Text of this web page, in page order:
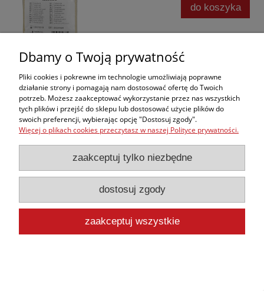
do koszyka
Ciśnieniomierz automatyczny GESS ELITE
119,00 zł
Cena netto:110,19 zł
Dbamy o Twoją prywatność
Pliki cookies i pokrewne im technologie umożliwiają poprawne
działanie strony i pomagają nam dostosować ofertę do Twoich
potrzeb. Możesz zaakceptować wykorzystanie przez nas wszystkich
tych plików i przejść do sklepu lub dostosować użycie plików do
swoich preferencji, wybierając opcję "Dostosuj zgody".
Więcej o plikach cookies przeczytasz w naszej Polityce prywatności.
zaakceptuj tylko niezbędne
dostosuj zgody
zaakceptuj wszystkie